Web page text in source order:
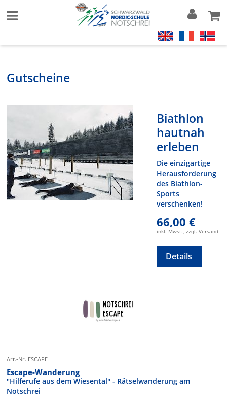
Gutscheine
Biathlon
hautnah
erleben
Die einzigartige
Herausforderung
des Biathlon-
Sports
verschenken!
66,00 €
inkl. Mwst., zzgl. Versand
Details
Art.-Nr. ESCAPE
Escape-Wanderung
"Hilferufe aus dem Wiesental" - Rätselwanderung am
Notschrei